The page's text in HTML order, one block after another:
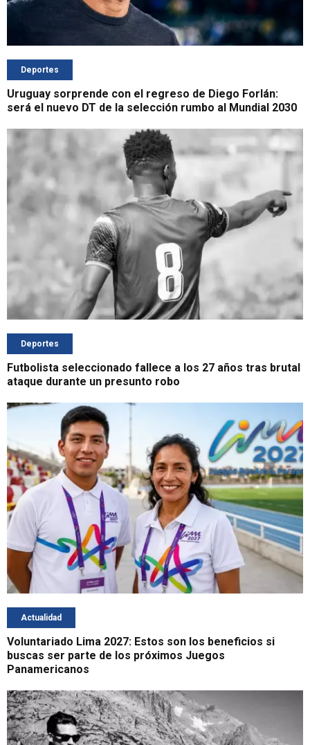
Deportes
Uruguay sorprende con el regreso de Diego Forlán:
será el nuevo DT de la selección rumbo al Mundial 2030
Deportes
Futbolista seleccionado fallece a los 27 años tras brutal
ataque durante un presunto robo
Actualidad
Voluntariado Lima 2027: Estos son los beneficios si
buscas ser parte de los próximos Juegos
Panamericanos